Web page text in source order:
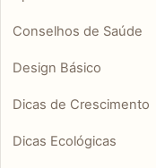
Conselhos de Saúde
Design Básico
Dicas de Crescimento
Dicas Ecológicas